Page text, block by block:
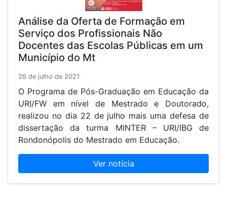
Análise da Oferta de Formação em
Serviço dos Profissionais Não
Docentes das Escolas Públicas em um
Município do Mt
26 de julho de 2021
O Programa de Pós-Graduação em Educação da
URI/FW em nível de Mestrado e Doutorado,
realizou no dia 22 de julho mais uma defesa de
dissertação da turma MINTER – URI/IBG de
Rondonópolis do Mestrado em Educação.
Ver notícia